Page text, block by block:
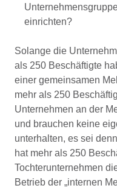
einrichten?
Solange die
als 250 Beschäftigte
einer gemeinsamen
mehr als 250
Unternehmen an der
und brauchen keine
unterhalten, es sei
hat mehr als 250
Tochterunternehmen
Betrieb der „internen